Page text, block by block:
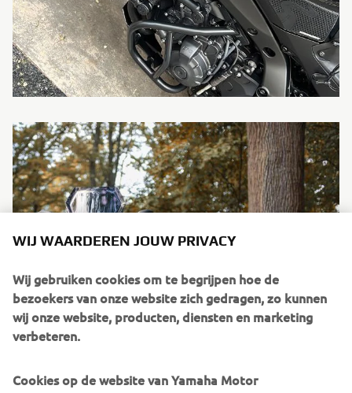
WIJ WAARDEREN JOUW PRIVACY
Wij gebruiken cookies om te begrijpen hoe de
bezoekers van onze website zich gedragen, zo kunnen
wij onze website, producten, diensten en marketing
verbeteren.
Cookies op de website van Yamaha Motor